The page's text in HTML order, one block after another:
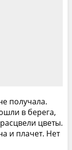
получала.
в берега,
цветы.
и плачет. Нет